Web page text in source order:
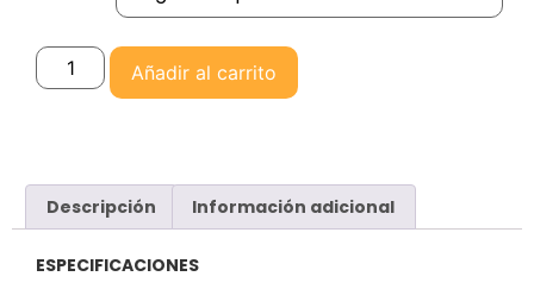
Añadir al carrito
Descripción Información adicional
ESPECIFICACIONES